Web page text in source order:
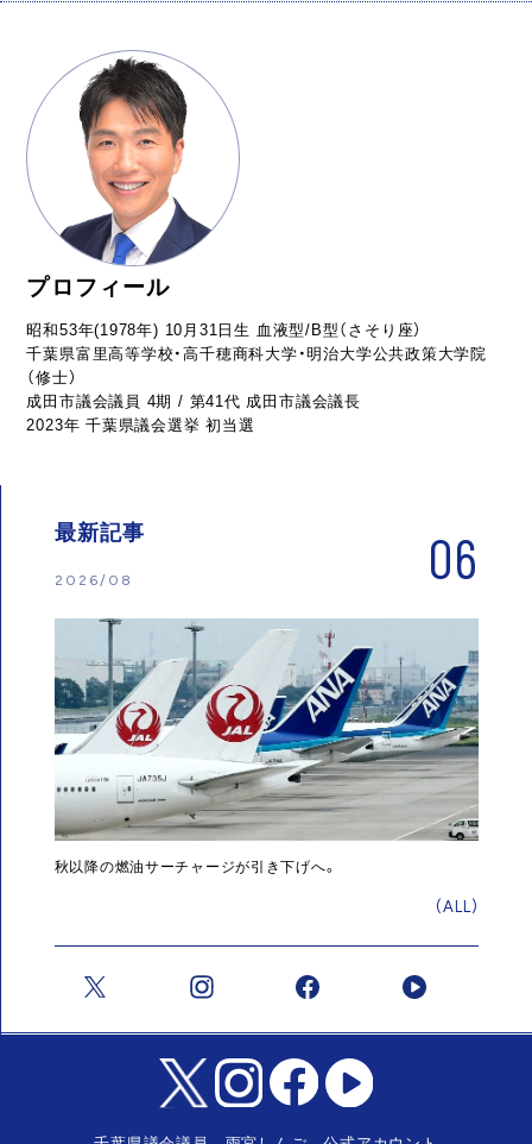
プロフィール
昭和53年(1978年) 10月31日生 血液型/B型（さそり座）
千葉県富里高等学校・高千穂商科大学・明治大学公共政策大学院
（修士）
成田市議会議員 4期 / 第41代 成田市議会議長
2023年 千葉県議会選挙 初当選
最新記事
2026/08 06
秋以降の燃油サーチャージが引き下げへ。
(ALL)